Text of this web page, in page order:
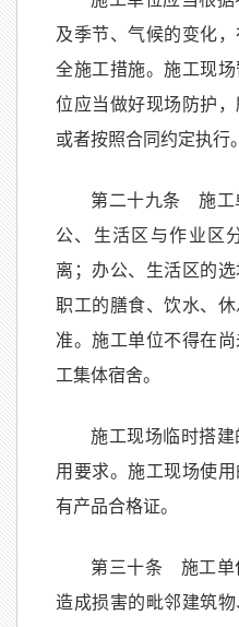
及季节、气候的变化
全施工措施。施工现
位应当做好现场防护，
或者按照合同约定执行。
第二十九条 施工
公、生活区与作业区
离；办公、生活区的选
职工的膳食、饮水、
准。施工单位不得在
工集体宿舍。
施工现场临时搭
用要求。施工现场使
有产品合格证。
第三十条 施工单
造成损害的毗邻建筑物